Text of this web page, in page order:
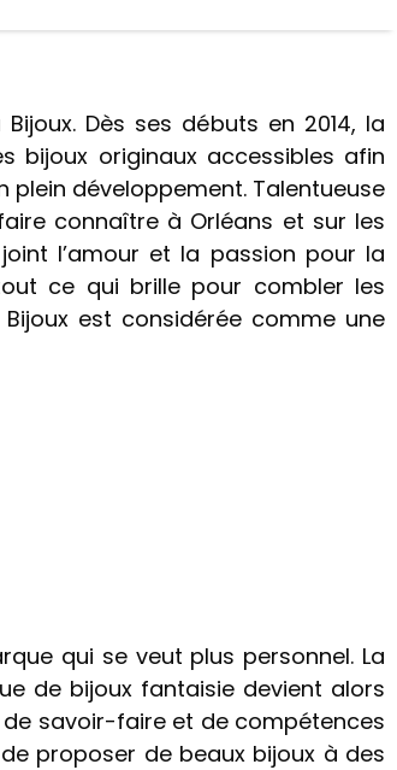
Dès ses débuts en 2014, la
bijoux originaux accessibles afin
développement. Talentueuse
connaître à Orléans et sur les
l’amour et la passion pour la
ce qui brille pour combler les
est considérée comme une
qui se veut plus personnel. La
de bijoux fantaisie devient alors
de savoir-faire et de compétences
proposer de beaux bijoux à des